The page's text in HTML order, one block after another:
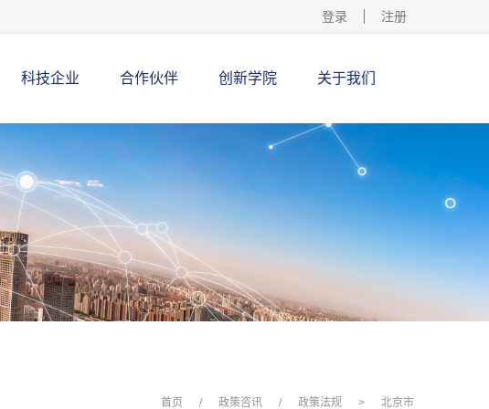
登录 注册
科技企业 合作伙伴 创新学院 关于我们
首页 / 政策咨讯 / 政策法规 > 北京市